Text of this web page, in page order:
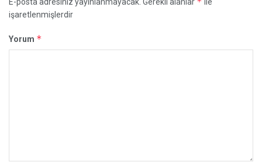
işaretlenmişlerdir
Yorum *